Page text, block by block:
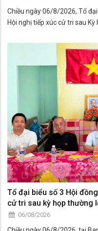
Chiều ngày 06/8/2026, Tổ
Hội nghị tiếp xúc cử tri sau Kỳ
Tổ đại biểu số 3 Hội
cử tri sau kỳ họp thường
06/08/2026